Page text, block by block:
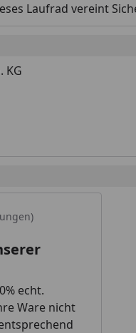
Laufrad vereint
KG
echt.
Ware nicht